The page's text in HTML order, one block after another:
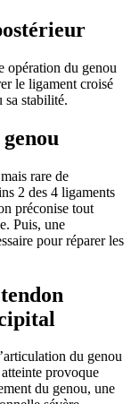
opération du genou
le ligament croisé
sa stabilité.
rare de
2 des 4 ligaments
préconise tout
Puis, une
pour réparer les
du genou
provoque
du genou, une